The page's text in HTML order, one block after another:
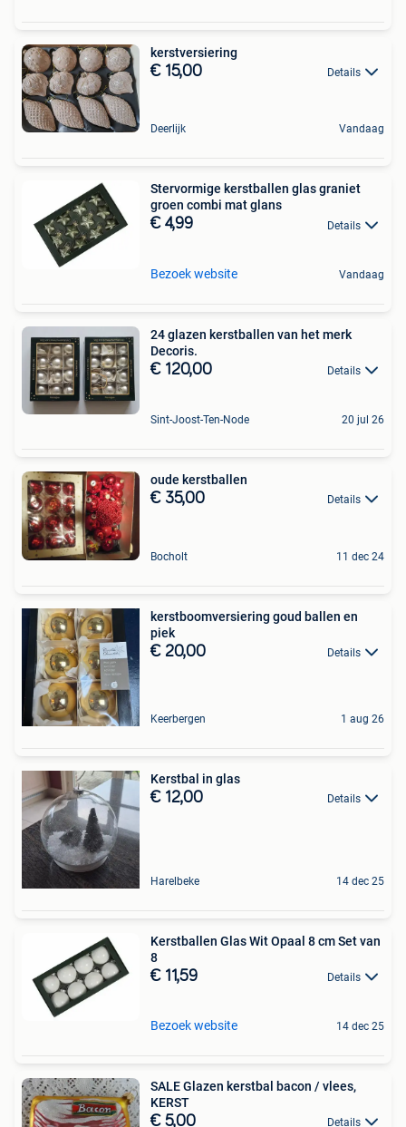
kerstversiering
€ 15,00 Details
Deerlijk Vandaag
Stervormige kerstballen glas graniet
groen combi mat glans
€ 4,99 Details
Bezoek website Vandaag
24 glazen kerstballen van het merk
Decoris.
€ 120,00 Details
Sint-Joost-Ten-Node 20 jul 26
oude kerstballen
€ 35,00 Details
Bocholt 11 dec 24
kerstboomversiering goud ballen en
piek
€ 20,00 Details
Keerbergen 1 aug 26
Kerstbal in glas
€ 12,00 Details
Harelbeke 14 dec 25
Kerstballen Glas Wit Opaal 8 cm Set van
8
€ 11,59 Details
Bezoek website 14 dec 25
SALE Glazen kerstbal bacon / vlees,
KERST
€ 5,00 Details